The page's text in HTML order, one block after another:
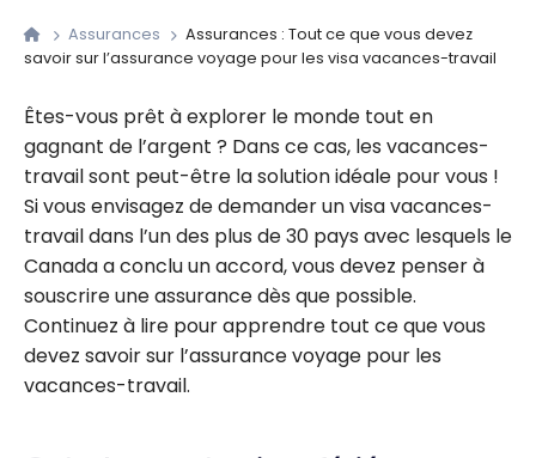
Assurances
Assurances : Tout ce que vous devez
savoir sur l’assurance voyage pour les visa vacances-travail
Êtes-vous prêt à explorer le monde tout en
gagnant de l’argent ? Dans ce cas, les vacances-
travail sont peut-être la solution idéale pour vous !
Si vous envisagez de demander un visa vacances-
travail dans l’un des plus de 30 pays avec lesquels le
Canada a conclu un accord, vous devez penser à
souscrire une assurance dès que possible.
Continuez à lire pour apprendre tout ce que vous
devez savoir sur l’assurance voyage pour les
vacances-travail.